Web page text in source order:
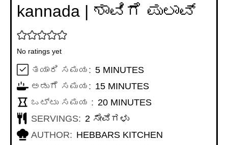
kannada | ಶಾವಿಗೆ ಪುಲಾವ್
No ratings yet
ತಯಾರಿ ಸಮಯ: 5MINUTES
MINUTES
ಅಡುಗೆ ಸಮಯ: 15MINUTES
MINUTES
ಒಟ್ಟು ಸಮಯ : 20MINUTES
MINUTES
SERVINGS: 2 ಸೇವೆಗಳು
AUTHOR: HEBBARS KITCHEN